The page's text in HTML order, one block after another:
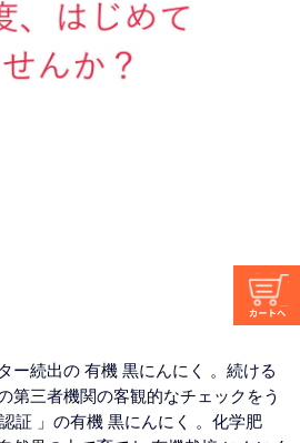
ー続出の 有機 黒にんにく 。続ける
第三者機関の客観的なチェックをう
証 」の有機 黒にんにく 。化学肥